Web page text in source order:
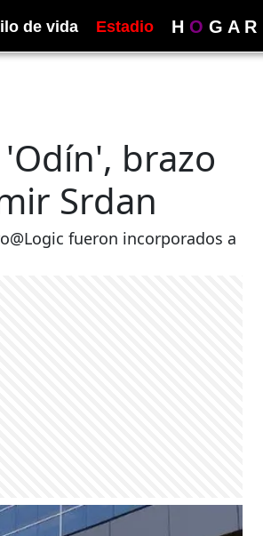
de vida Estadio H O G A R
brazo
Srdan
fueron incorporados a